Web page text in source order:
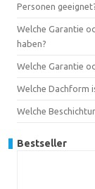
Personen
Welche Garantie
haben?
Welche Garantie
Welche Dachform
Welche
Bestseller